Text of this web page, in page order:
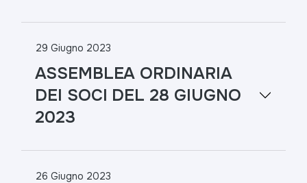
29 Giugno 2023
ASSEMBLEA ORDINARIA
DEI SOCI DEL 28 GIUGNO
2023
26 Giugno 2023